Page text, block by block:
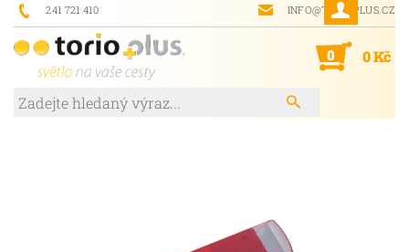
241 721 410 INFO@TORIOPLUS.CZ
0 0 Kč